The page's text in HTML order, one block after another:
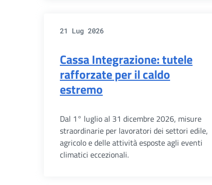
21 Lug 2026
Cassa Integrazione: tutele
rafforzate per il caldo
estremo
Dal 1° luglio al 31 dicembre 2026, misure
straordinarie per lavoratori dei settori edile,
agricolo e delle attività esposte agli eventi
climatici eccezionali.